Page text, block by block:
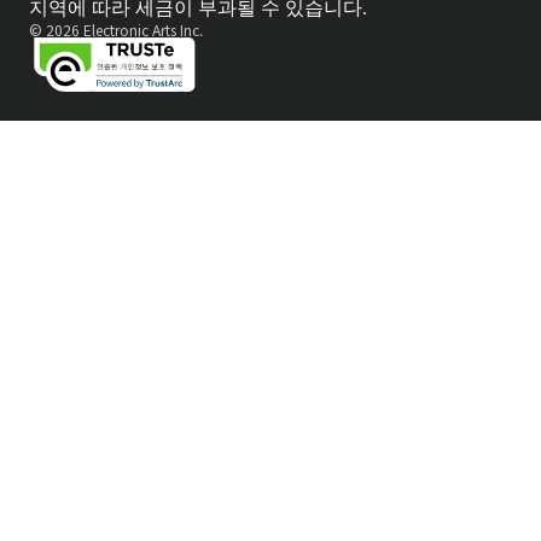
지역에 따라 세금이 부과될 수 있습니다.
© 2026 Electronic Arts Inc.